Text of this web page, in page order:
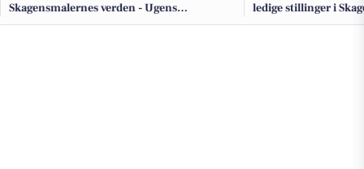
Skagensmalernes verden - Ugens
begivenheder i Skagen
ledige stillinger i